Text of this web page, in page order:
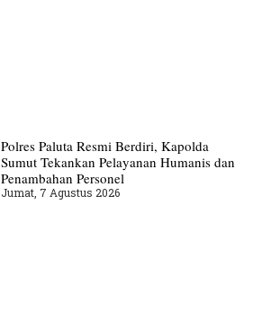
Polres Paluta Resmi Berdiri, Kapolda
Sumut Tekankan Pelayanan Humanis dan
Penambahan Personel
Jumat, 7 Agustus 2026